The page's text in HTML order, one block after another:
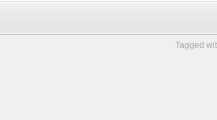
Tagged